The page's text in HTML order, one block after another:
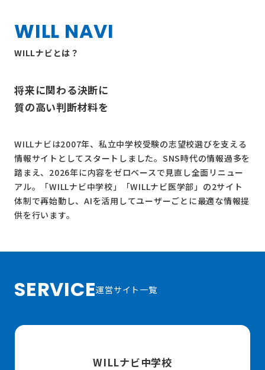
WILL NAVI
WILLナビとは？
将来に関わる決断に
質の高い判断材料を
WILLナビは2007年、私立中学校受験の志望校選びを支える
情報サイトとしてスタートしました。SNS時代の情報過多を
踏まえ、2026年に内容をゼロベースで見直し全面リニュー
アル。
「WILLナビ中学校」 「WILLナビ医学部」 の2サイト
体制で再始動し、AIを活用してユーザーごとに最適な情報提
供を行います。
SERVICE運営サイト一覧
WILLナビ中学校